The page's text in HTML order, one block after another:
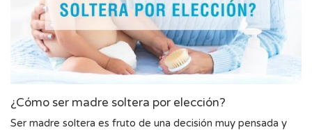
¿Cómo ser madre soltera por elección?
Ser madre soltera es fruto de una decisión muy pensada y